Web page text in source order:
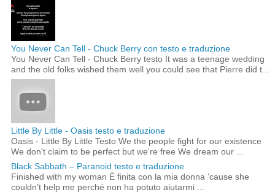
You Never Can Tell - Chuck Berry con testo e traduzione
You Never Can Tell - Chuck Berry testo It was a teenage wedding
and the old folks wished them well you could see that Pierre did t...
Little By Little - Oasis testo e traduzione
Oasis - Little By Little Testo We the people fight for our existence
We don't claim to be perfect but we're free We dream our ...
Black Sabbath – Paranoid testo e traduzione
Finished with my woman È finita con la mia donna ’cause she
couldn’t help me perché non ha potuto aiutarmi ...